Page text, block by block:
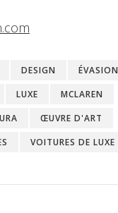
DESIGN
ÉVASION
LUXE
MCLAREN
ŒUVRE D'ART
VOITURES DE LUXE